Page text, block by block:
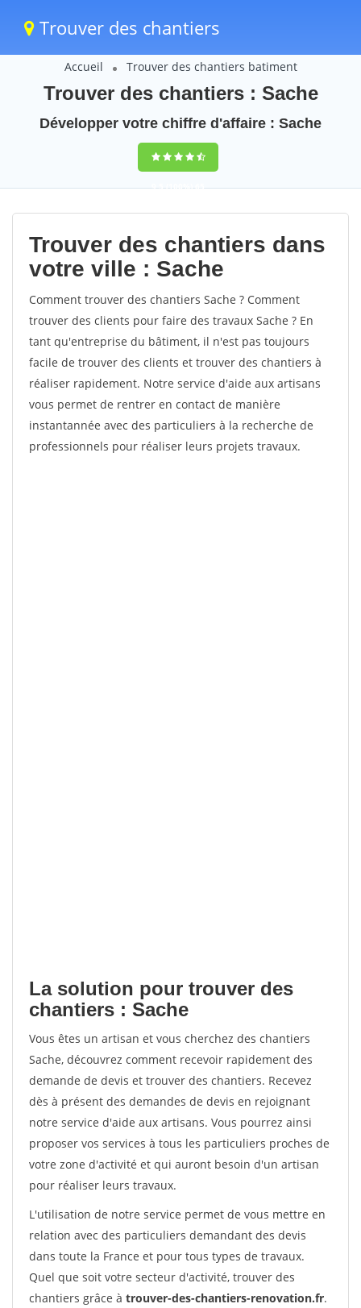
Trouver des chantiers
Accueil Trouver des chantiers batiment
Trouver des chantiers : Sache
Développer votre chiffre d'affaire : Sache
9,5(100%)65
votes
Trouver des chantiers dans
votre ville : Sache
Comment trouver des chantiers Sache ? Comment
trouver des clients pour faire des travaux Sache ? En
tant qu'entreprise du bâtiment, il n'est pas toujours
facile de trouver des clients et trouver des chantiers à
réaliser rapidement. Notre service d'aide aux artisans
vous permet de rentrer en contact de manière
instantannée avec des particuliers à la recherche de
professionnels pour réaliser leurs projets travaux.
La solution pour trouver des
chantiers : Sache
Vous êtes un artisan et vous cherchez des chantiers
Sache, découvrez comment recevoir rapidement des
demande de devis et trouver des chantiers. Recevez
dès à présent des demandes de devis en rejoignant
notre service d'aide aux artisans. Vous pourrez ainsi
proposer vos services à tous les particuliers proches de
votre zone d'activité et qui auront besoin d'un artisan
pour réaliser leurs travaux.
L'utilisation de notre service permet de vous mettre en
relation avec des particuliers demandant des devis
dans toute la France et pour tous types de travaux.
Quel que soit votre secteur d'activité, trouver des
chantiers grâce à trouver-des-chantiers-renovation.fr.